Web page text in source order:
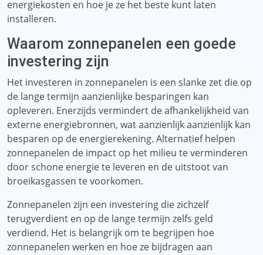
energiekosten en hoe je ze het beste kunt laten
installeren.
Waarom zonnepanelen een goede
investering zijn
Het investeren in zonnepanelen is een slanke zet die op
de lange termijn aanzienlijke besparingen kan
opleveren. Enerzijds vermindert de afhankelijkheid van
externe energiebronnen, wat aanzienlijk aanzienlijk kan
besparen op de energierekening. Alternatief helpen
zonnepanelen de impact op het milieu te verminderen
door schone energie te leveren en de uitstoot van
broeikasgassen te voorkomen.
Zonnepanelen zijn een investering die zichzelf
terugverdient en op de lange termijn zelfs geld
verdiend. Het is belangrijk om te begrijpen hoe
zonnepanelen werken en hoe ze bijdragen aan